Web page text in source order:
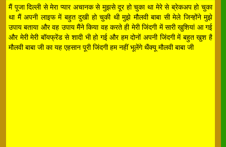
मैं पूजा दिल्ली से मेरा प्यार अचानक से मुझसे दूर हो चुका था मेरे से ब्रेकअप हो चुका
था मैं अपनी लाइफ में बहुत दुखी हो चुकी थी मुझे मौलवी बाबा सी मेले जिन्होंने मुझे
उपाय बताया और वह उपाय मैंने किया वह करते ही मेरी जिंदगी में सारी खुशियां आ गई
और मेरी मेरी बॉयफ्रेंड से शादी भी हो गई और हम दोनों अपनी जिंदगी में बहुत खुश है
मौलवी बाबा जी का यह एहसान पूरी जिंदगी हम नहीं भूलेंगे थैंक्यू मौलवी बाबा जी